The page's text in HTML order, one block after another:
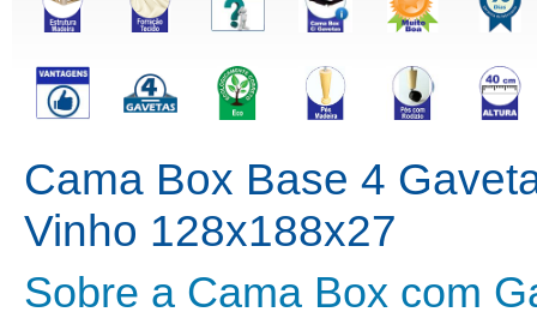
Cama Box Base 4
Vinho 128x188x27
Sobre a Cama Box com